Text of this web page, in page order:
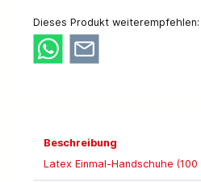
Dieses Produkt weiterempfehlen:
Beschreibung
Latex Einmal-Handschuhe